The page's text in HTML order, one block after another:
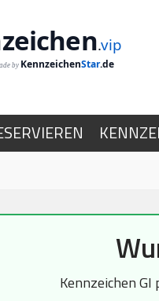
.vip
by KennzeichenStar.de
Kennzeichen